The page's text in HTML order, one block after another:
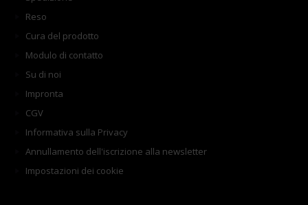
Reso
Cura del prodotto
Modulo di contatto
Su di noi
Impronta
CGV
Informativa sulla Privacy
Annullamento dell'iscrizione alla newsletter
Impostazioni dei cookie